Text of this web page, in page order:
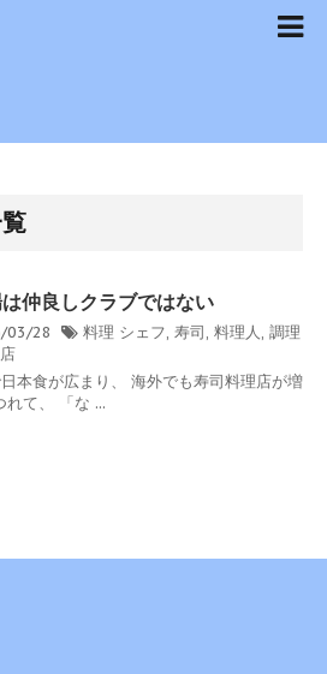
仲良しクラブではない
03/28 料理 シェフ, 寿司, 料理人, 調理
本食が広まり、 海外でも寿司料理店が増
れて、 「な ...